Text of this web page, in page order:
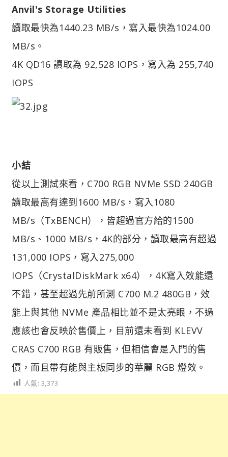
Anvil's Storage Utilities
讀取最快為1440.23 MB/s，寫入最快為1024.00
MB/s。
4K QD16 讀取為 92,528 IOPS，寫入為 255,740
IOPS
小結
從以上測試來看，C700 RGB NVMe SSD 240GB
讀取最高有達到1600 MB/s，寫入1080
MB/s（TxBENCH），皆超過官方給的1500
MB/s、1000 MB/s，4K的部分，讀取最高有超過
131,000 IOPS，寫入275,000
IOPS（CrystalDiskMark x64），4K寫入效能還
不錯，甚至超過先前所測 C700 M.2 480GB，效
能上與其他 NVMe 產品相比並不是太亮眼，不過
應該也會反映於售價上，目前還未看到 KLEVV
CRAS C700 RGB 有販售，但相信會是入門的售
價，而且帶有能與主板同步的華麗 RGB 燈效。
人氣: 3,373